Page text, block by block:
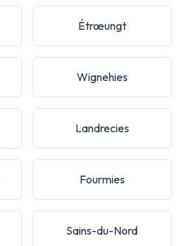
Étrœungt
Wignehies
Landrecies
Fourmies
Sains-du-Nord